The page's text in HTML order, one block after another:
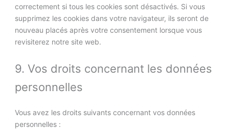
correctement si tous les cookies sont désactivés. Si vous
supprimez les cookies dans votre navigateur, ils seront de
nouveau placés après votre consentement lorsque vous
revisiterez notre site web.
9. Vos droits concernant les données
personnelles
Vous avez les droits suivants concernant vos données
personnelles :